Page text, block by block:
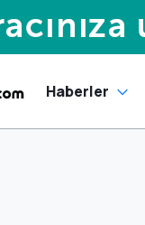
Haberler